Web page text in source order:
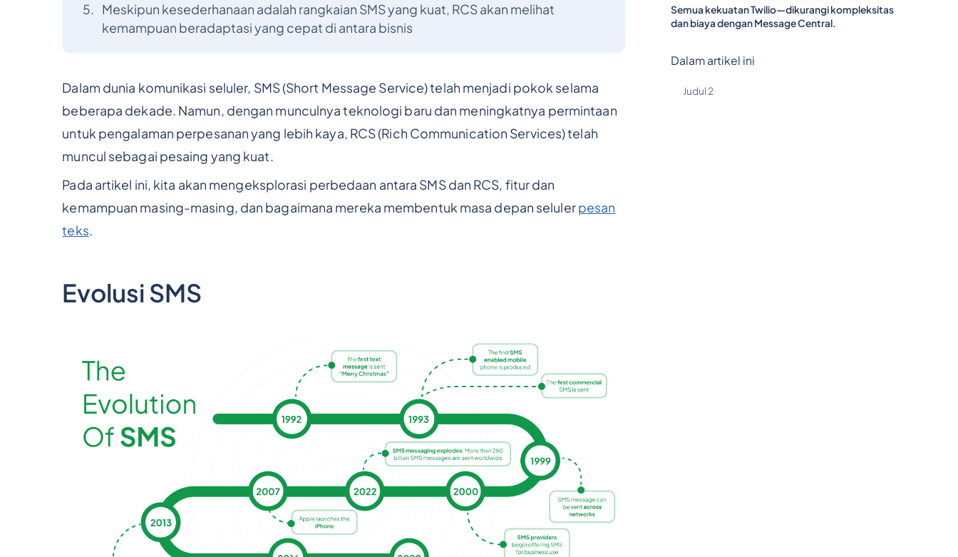
Meskipun kesederhanaan adalah rangkaian SMS yang kuat, RCS akan melihat
kemampuan beradaptasi yang cepat di antara bisnis
Dalam dunia komunikasi seluler, SMS (Short Message Service) telah menjadi pokok selama
beberapa dekade. Namun, dengan munculnya teknologi baru dan meningkatnya permintaan
untuk pengalaman perpesanan yang lebih kaya, RCS (Rich Communication Services) telah
muncul sebagai pesaing yang kuat.
Pada artikel ini, kita akan mengeksplorasi perbedaan antara SMS dan RCS, fitur dan
kemampuan masing-masing, dan bagaimana mereka membentuk masa depan selulerpesan
teks.
Evolusi SMS
Semua kekuatan Twilio—dikurangi kompleksitas
dan biaya dengan Message Central.
Dalam artikel ini
Judul 2